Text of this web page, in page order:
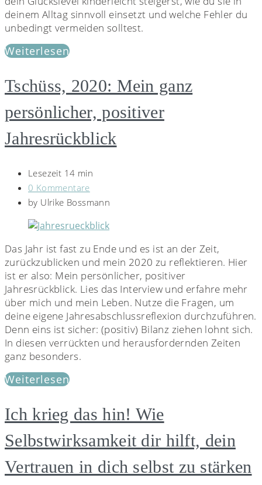
deinem Alltag sinnvoll einsetzt und welche Fehler du
unbedingt vermeiden solltest.
Weiterlesen
Tschüss, 2020: Mein ganz
persönlicher, positiver
Jahresrückblick
Lesezeit 14 min
0 Kommentare
by Ulrike Bossmann
Das Jahr ist fast zu Ende und es ist an der Zeit,
zurückzublicken und mein 2020 zu reflektieren. Hier
ist er also: Mein persönlicher, positiver
Jahresrückblick. Lies das Interview und erfahre mehr
über mich und mein Leben. Nutze die Fragen, um
deine eigene Jahresabschlussreflexion durchzuführen.
Denn eins ist sicher: (positiv) Bilanz ziehen lohnt sich.
In diesen verrückten und herausfordernden Zeiten
ganz besonders.
Weiterlesen
Ich krieg das hin! Wie
Selbstwirksamkeit dir hilft, dein
Vertrauen in dich selbst zu stärken